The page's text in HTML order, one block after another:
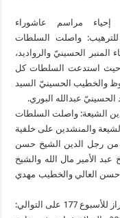
إحياء مراسم عاشوراء
واصلت السلطات
الحسينيّ والرواديد،
حيث استدعت السلطات كل
والخطيب الحسينيّ السيد
عبدالله البوري.
الشيعة: واصلت السلطات
الشيعة والمنشدين على خلفية
رجل الدين الشيخ حسن
الأمير مال الله والشيخ
حسن العالي والخطيب مهدي
سلطات البحرين تمنع صلاة الجمعة في الدراز للأسبوع 177 على التوالي: